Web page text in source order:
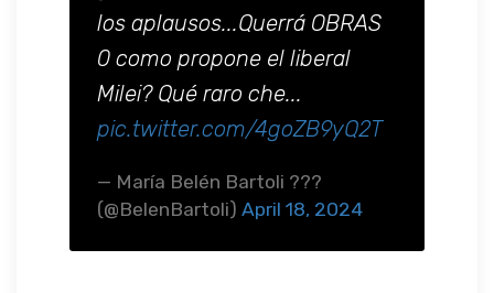
los aplausos...Querrá OBRAS
0 como propone el liberal
Milei? Qué raro che...
pic.twitter.com/4goZB9yQ2T
— María Belén Bartoli ???
(@BelenBartoli)April 18, 2024